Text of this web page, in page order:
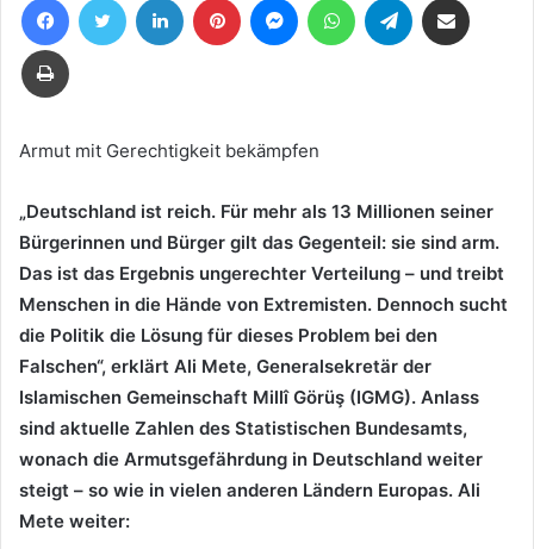
eine
E-
Drucken
Armut mit Gerechtigkeit bekämpfen
„Deutschland ist reich. Für mehr als 13 Millionen seiner
Bürgerinnen und Bürger gilt das Gegenteil: sie sind arm.
Das ist das Ergebnis ungerechter Verteilung – und treibt
Menschen in die Hände von Extremisten. Dennoch sucht
die Politik die Lösung für dieses Problem bei den
Falschen“, erklärt Ali Mete, Generalsekretär der
Islamischen Gemeinschaft Millî Görüş (IGMG). Anlass
sind aktuelle Zahlen des Statistischen Bundesamts,
wonach die Armutsgefährdung in Deutschland weiter
steigt – so wie in vielen anderen Ländern Europas. Ali
Mete weiter: